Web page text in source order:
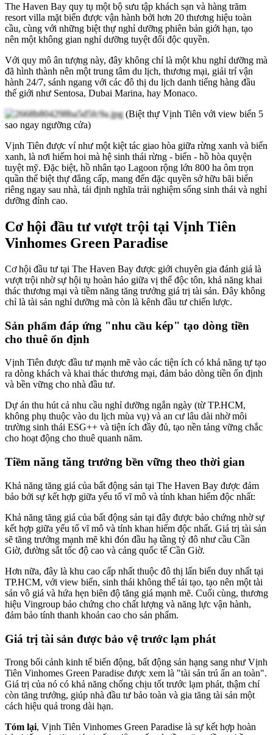
The Haven Bay quy tụ một bộ sưu tập khách sạn và hàng trăm
resort villa mặt biển được vận hành bởi hơn 20 thương hiệu toàn
cầu, cùng với những biệt thự nghỉ dưỡng phiên bản giới hạn, tạo
nên một không gian nghỉ dưỡng tuyệt đối độc quyền.
Với quy mô ân tượng này, đây không chỉ là một khu nghỉ dưỡng mà
đã hình thành nên một trung tâm du lịch, thương mại, giải trí vận
hành 24/7, sánh ngang với các đô thị du lịch danh tiếng hàng đầu
thế giới như Sentosa, Dubai Marina, hay Monaco.
(Biệt thự Vịnh Tiên với view biển 5
sao ngay ngưỡng cửa)
Vịnh Tiên được ví như một kiệt tác giao hòa giữa rừng xanh và biển
xanh, là nơi hiếm hoi mà hệ sinh thái rừng - biển - hồ hòa quyện
tuyệt mỹ. Đặc biệt, hồ nhân tạo Lagoon rộng lớn 800 ha ôm trọn
quần thể biệt thự đẳng cấp, mang đến đặc quyền sở hữu bãi biển
riêng ngay sau nhà, tái định nghĩa trải nghiệm sống sinh thái và nghỉ
dưỡng đỉnh cao.
Cơ hội đầu tư vượt trội tại Vịnh Tiên
Vinhomes Green Paradise
Cơ hội đầu tư tại The Haven Bay được giới chuyên gia đánh giá là
vượt trội nhờ sự hội tụ hoàn hảo giữa vị thế độc tôn, khả năng khai
thác thương mại và tiềm năng tăng trưởng giá trị tài sản. Đây không
chỉ là tài sản nghỉ dưỡng mà còn là kênh đầu tư chiến lược.
Sản phẩm đáp ứng "nhu cầu kép" tạo dòng tiền
cho thuê ổn định
Vịnh Tiên được đầu tư mạnh mẽ vào các tiện ích có khả năng tự tạo
ra dòng khách và khai thác thương mại, đảm bảo dòng tiền ổn định
và bền vững cho nhà đầu tư.
Dự án thu hút cả nhu cầu nghỉ dưỡng ngắn ngày (từ TP.HCM,
không phụ thuộc vào du lịch mùa vụ) và an cư lâu dài nhờ môi
trường sinh thái ESG++ và tiện ích đầy đủ, tạo nền tảng vững chắc
cho hoạt động cho thuê quanh năm.
Tiềm năng tăng trưởng bền vững theo thời gian
Khả năng tăng giá của bất động sản tại The Haven Bay được đảm
bảo bởi sự kết hợp giữa yếu tố vĩ mô và tính khan hiếm độc nhất:
Khả năng tăng giá của bất động sản tại đây được bảo chứng nhờ sự
kết hợp giữa yếu tố vĩ mô và tính khan hiếm độc nhất. Giá trị tài sản
sẽ tăng trưởng mạnh mẽ khi đón đầu hạ tầng tỷ đô như cầu Cần
Giờ, đường sắt tốc độ cao và cảng quốc tế Cần Giờ.
Hơn nữa, đây là khu cao cấp nhất thuộc đô thị lấn biển duy nhất tại
TP.HCM, với view biển, sinh thái không thể tái tạo, tạo nên một tài
sản vô giá và hứa hẹn biên độ tăng giá mạnh mẽ. Cuối cùng, thương
hiệu Vingroup bảo chứng cho chất lượng và năng lực vận hành,
đảm bảo tính thanh khoản cao cho sản phẩm.
Giá trị tài sản được bảo vệ trước lạm phát
Trong bối cảnh kinh tế biến động, bất động sản hạng sang như Vịnh
Tiên Vinhomes Green Paradise được xem là "tài sản trú ẩn an toàn".
Giá trị của nó có khả năng chống chịu tốt trước lạm phát, thậm chí
còn tăng trưởng, giúp nhà đầu tư bảo toàn và gia tăng tài sản một
cách hiệu quả trong dài hạn.
Tóm lại, Vịnh Tiên Vinhomes Green Paradise là sự kết hợp hoàn